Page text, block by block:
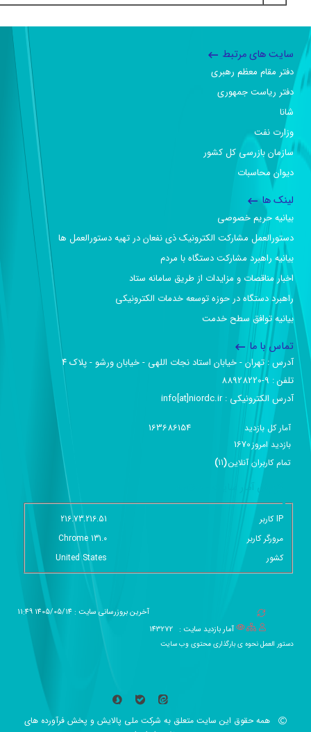
سایت های مرتبط
دفتر مقام معظم رهبری
دفتر ریاست جمهوری
شانا
وزارت نفت
سازمان بازرسی کل کشور
دیوان محاسبات
لینک ها
بیانیه حریم خصوصی
دستورالعمل مشارکت الکترونیک ذی نفعان در تهیه دستورالعمل ها
بیانیه راهبرد مشارکت دستگاه با مردم
اخبار مناقصات و مزایدات از طریق سامانه ستاد
راهبرد دستگاه در حوزه توسعه خدمات الکترونیکی
بیانیه توافق سطح خدمت
تماس با ما
آدرس :‌ تهران - خیابان استاد نجات اللهی - خیابان ورشو - پلاک ۴
تلفن :‌ 9-88928220
آدرس الکترونیکی :‌ info[at]niordc.ir
آمار کل بازدید 163686154
بازديد امروز1670
تمام کاربران آنلاين(
11
)
گزارش آمار سایت - خلاصه
IP کاربر
216.73.216.51
مرورگر کاربر
Chrome 131.0
کشور
United States
آخرین بروزرسانی سایت : 1405/05/14 11:49
آمار بازدید سایت : 143272
دستور العمل نحوه ی بارگذاری محتوی وب سایت
همه حقوق این سایت متعلق به شرکت ملی پالایش و پخش فرآورده های